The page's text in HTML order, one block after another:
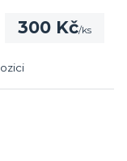
300 Kč/ks